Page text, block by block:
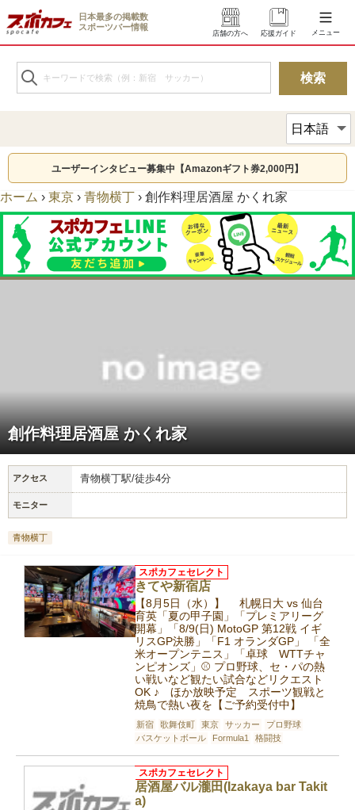
日本最多の掲載数
スポーツバー情報
店舗の方へ 応援ガイド メニュー
ユーザーインタビュー募集中【Amazonギフト券2,000円】
ホーム › 東京 › 青物横丁 › 創作料理居酒屋 かくれ家
創作料理居酒屋 かくれ家
アクセス 青物横丁駅/徒歩4分
モニター
青物横丁
きてや新宿店
スポカフェセレクト
【8月5日（水）】 札幌日大 vs 仙台
育英「夏の甲子園」「プレミアリーグ
開幕」「8/9(日) MotoGP 第12戦 イギ
リスGP決勝」「F1 オランダGP」 「全
米オープンテニス」「卓球 WTTチャ
ンピオンズ」⚾️ プロ野球、セ・パの熱
い戦いなど観たい試合などリクエスト
OK ♪ ほか放映予定 スポーツ観戦と
焼鳥で熱い夜を【ご予約受付中】
新宿 歌舞伎町 東京 サッカー
プロ野球
バスケットボール
Formula1 格闘技
居酒屋バル瀧田(Izakaya bar Takit
a)
スポカフェセレクト